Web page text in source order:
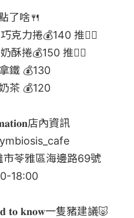
了啥🍴
克力捲💰140 推👍🏻
酥捲💰150 推👍🏻
鐵 💰130
茶 💰120
店內資訊
市苓雅區海邊路69號
18:00
𝐭𝐨 𝐤𝐧𝐨𝐰一隻豬建議🐷